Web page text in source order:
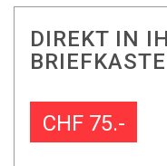
DIREKT IN
CHF 75.-